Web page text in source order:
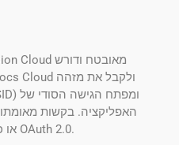
האפליקציה. בקשות
שאילתת AppSID או כותרת הרשאה OAuth 2.0.